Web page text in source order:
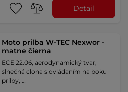
Detail
Moto prilba W-TEC Nexwor -
matne čierna
ECE 22.06, aerodynamický tvar,
slnečná clona s ovládaním na boku
prilby, …